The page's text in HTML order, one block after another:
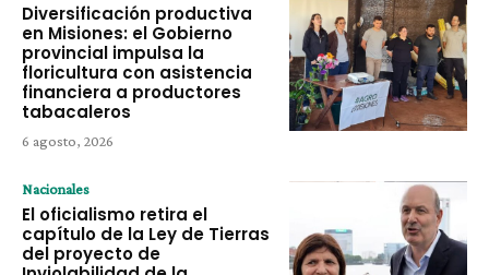
Diversificación productiva
en Misiones: el Gobierno
provincial impulsa la
floricultura con asistencia
financiera a productores
tabacaleros
6 agosto, 2026
Nacionales
El oficialismo retira el
capítulo de la Ley de Tierras
del proyecto de